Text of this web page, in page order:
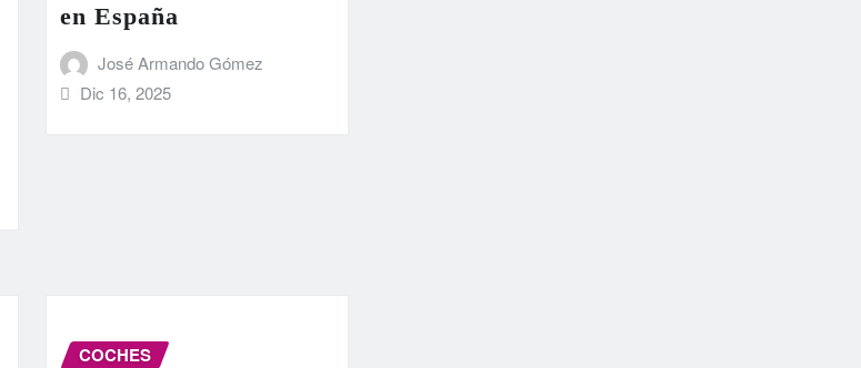
en España
José Armando Gómez
Dic 16, 2025
COCHES